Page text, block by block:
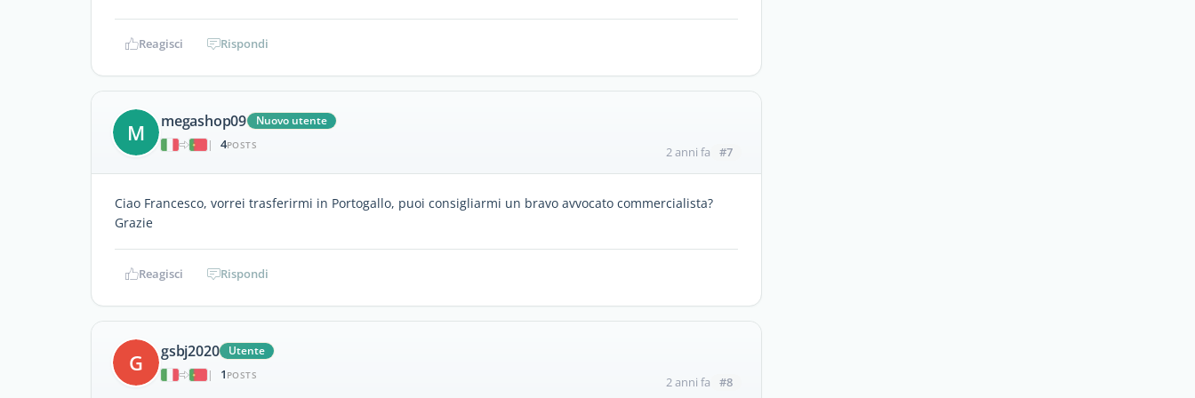
Reagisci Rispondi
M megashop09
Nuovo utente
|
4POSTS 2 anni fa #7
Ciao Francesco, vorrei trasferirmi in Portogallo, puoi consigliarmi un bravo avvocato commercialista?
Grazie
Reagisci Rispondi
G gsbj2020
Utente
|
1 POSTS 2 anni fa #8